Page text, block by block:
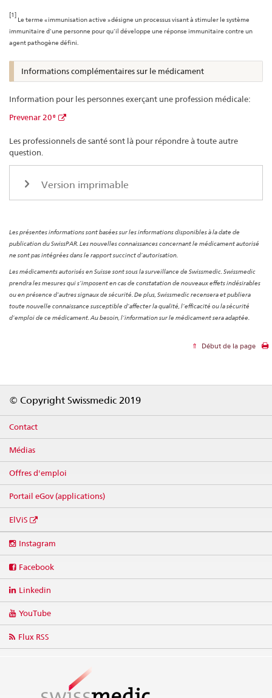
[1]
Le terme « immunisation active » désigne un processus visant à stimuler le système
immunitaire d’une personne pour qu’il développe une réponse immunitaire contre un
agent pathogène défini.
Informations complémentaires sur le médicament
Information pour les personnes exerçant une profession médicale:
Prevenar 20®
Les professionnels de santé sont là pour répondre à toute autre
question.
Version imprimable
Les présentes informations sont basées sur les informations disponibles à la date de
publication du SwissPAR. Les nouvelles connaissances concernant le médicament autorisé
ne sont pas intégrées dans le rapport succinct d’autorisation.
Les médicaments autorisés en Suisse sont sous la surveillance de Swissmedic. Swissmedic
prendra les mesures qui s’imposent en cas de constatation de nouveaux effets indésirables
ou en présence d’autres signaux de sécurité. De plus, Swissmedic recensera et publiera
toute nouvelle connaissance susceptible d’affecter la qualité, l’efficacité ou la sécurité
d’emploi de ce médicament. Au besoin, l’information sur le médicament sera adaptée.
Début de la page
© Copyright Swissmedic 2019
Contact
Médias
Offres d'emploi
Portail eGov (applications)
ElViS
media
Instagram
Facebook
Linkedin
YouTube
Flux RSS